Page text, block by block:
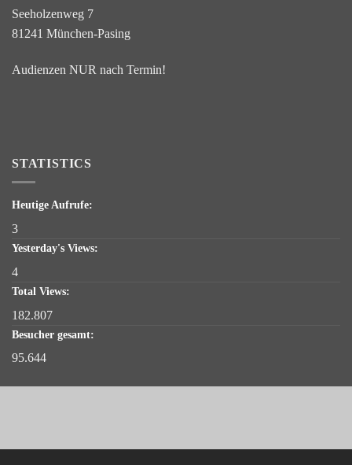
Seeholzenweg 7
81241 München-Pasing
Audienzen NUR nach Termin!
STATISTICS
Heutige Aufrufe:
3
Yesterday's Views:
4
Total Views:
182.807
Besucher gesamt:
95.644